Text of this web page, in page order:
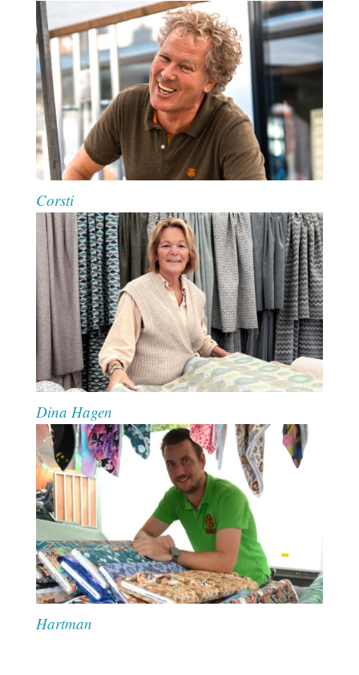
Corsti
Dina Hagen
Hartman